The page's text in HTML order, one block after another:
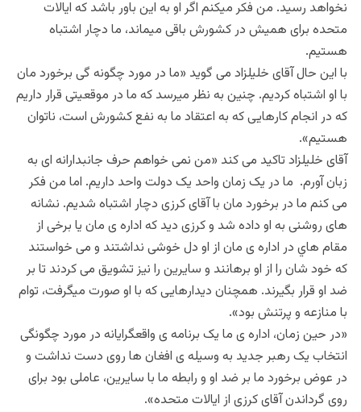
نخواهد رسید. من فکر میکنم اگر او به این باور باشد که ایالات
متحده برای همیش در کشورش باقی میماند، ما دچار اشتباه
هستیم.
با این حال آقای خلیلزاد می گوید «ما در مورد چگونه گی برخورد مان
با او اشتباه کردیم. چنین به نظر میرسد که ما در موقعیتی قرار داریم
که در انجام کارهایی که به اعتقاد ما به نفع کشورش است، ناتوان
هستیم».
آقای خلیلزاد تاکید می کند «من نمی خواهم حرف جانبدارانه ای به
زبان آورم. ما در یک زمان واحد یک دولت واحد داریم. اما من فکر
می کنم ما در برخورد مان با آقای کرزی دچار اشتباه شدیم. نشانه
های روشنی به او داده شد و کرزی دید که اداره ی مان یا برخی از
مقام هاي در اداره ی مان از او دل خوشی نداشتند و می خواستند
که خود شان را از او برهانند و سایرین را نیز تشویق می کردند تا بر
ضد او قرار بگیرند. همچنان دیدارهایی که با او صورت میگرفت، توام
با منازعه و پرتنش بود».
«در حین زمان، اداره ی ما یک برنامه ی واقعگرایانه در مورد چگونگی
انتخاب یک رهبر جدید به وسیله ی افغان ها روی دست نداشت و
در عوض برخورد ما بر ضد او و رابطه ما با سایرین، عاملی بود برای
روی گرداندن آقای کرزی از ایالات متحده».